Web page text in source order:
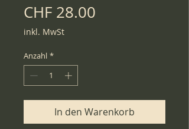
CHF 28.00
inkl. MwSt
Anzahl *
In den Warenkorb